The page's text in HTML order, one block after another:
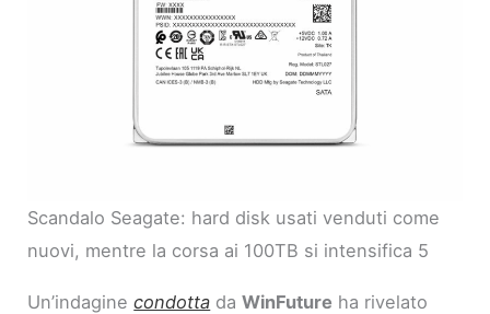
Scandalo Seagate: hard disk usati venduti come
nuovi, mentre la corsa ai 100TB si intensifica 5
Un’indaginecondotta daWinFuture ha rivelato